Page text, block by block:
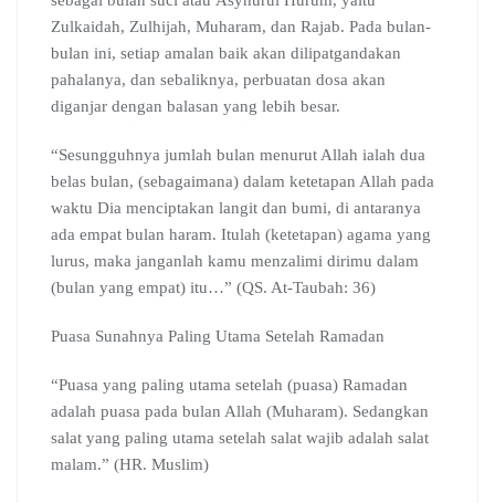
Zulkaidah, Zulhijah, Muharam, dan Rajab. Pada bulan-
bulan ini, setiap amalan baik akan dilipatgandakan
pahalanya, dan sebaliknya, perbuatan dosa akan
diganjar dengan balasan yang lebih besar.
“Sesungguhnya jumlah bulan menurut Allah ialah dua
belas bulan, (sebagaimana) dalam ketetapan Allah pada
waktu Dia menciptakan langit dan bumi, di antaranya
ada empat bulan haram. Itulah (ketetapan) agama yang
lurus, maka janganlah kamu menzalimi dirimu dalam
(bulan yang empat) itu…” (QS. At-Taubah: 36)
Puasa Sunahnya Paling Utama Setelah Ramadan
“Puasa yang paling utama setelah (puasa) Ramadan
adalah puasa pada bulan Allah (Muharam). Sedangkan
salat yang paling utama setelah salat wajib adalah salat
malam.” (HR. Muslim)